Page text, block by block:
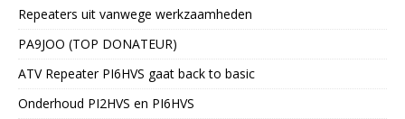
Repeaters uit vanwege werkzaamheden
PA9JOO (TOP DONATEUR)
ATV Repeater PI6HVS gaat back to basic
Onderhoud PI2HVS en PI6HVS